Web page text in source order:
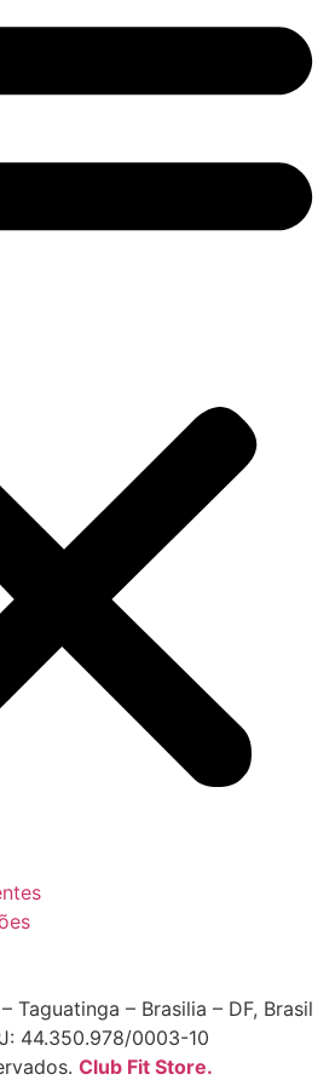
Taguatinga – Brasilia – DF, Brasil
44.350.978/0003-10
Club Fit Store.